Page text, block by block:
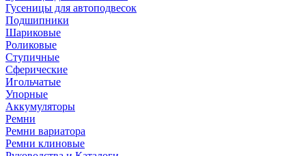
Гусеницы для автоподвесок
Подшипники
Шариковые
Роликовые
Ступичные
Сферические
Игольчатые
Упорные
Аккумуляторы
Ремни
Ремни вариатора
Ремни клиновые